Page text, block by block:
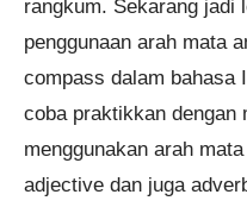
rangkum. Sekarang jadi
penggunaan arah mata
compass dalam bahasa
coba praktikkan dengan
menggunakan arah
adjective dan juga